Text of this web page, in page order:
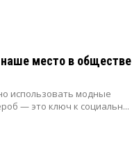
место в обществе
использовать модные
— это ключ к социальн...